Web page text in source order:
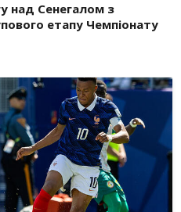
над Сенегалом з
етапу Чемпіонату